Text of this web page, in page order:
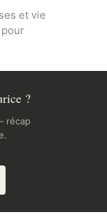
et vie
?
récap